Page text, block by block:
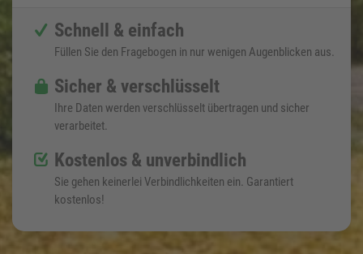
Schnell & einfach
Füllen Sie den Fragebogen in nur wenigen Augenblicken aus.
Sicher & verschlüsselt
Ihre Daten werden verschlüsselt übertragen und sicher
verarbeitet.
Kostenlos & unverbindlich
Sie gehen keinerlei Verbindlichkeiten ein. Garantiert
kostenlos!